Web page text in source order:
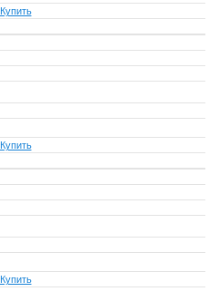
Купить
Купить
Купить